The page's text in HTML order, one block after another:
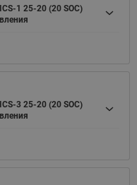
1 25-20 (20 SOC)
3 25-20 (20 SOC)